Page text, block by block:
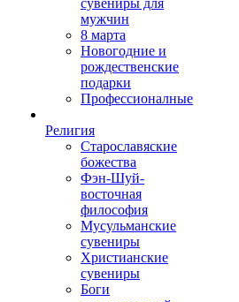
сувениры для
мужчин
8 марта
Новогодние и
рождественские
подарки
Профессионалные
Религия
Старославяские
божества
Фэн-Шуй-
восточная
философия
Мусульманские
сувениры
Христианские
сувениры
Боги